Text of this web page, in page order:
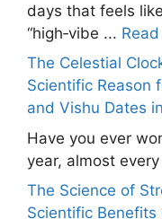
days that feels
“high‑vibe ...
The Celestial
Scientific Reason
and Vishu Dates
Have you ever
year, almost
The Science of
Scientific Benefits